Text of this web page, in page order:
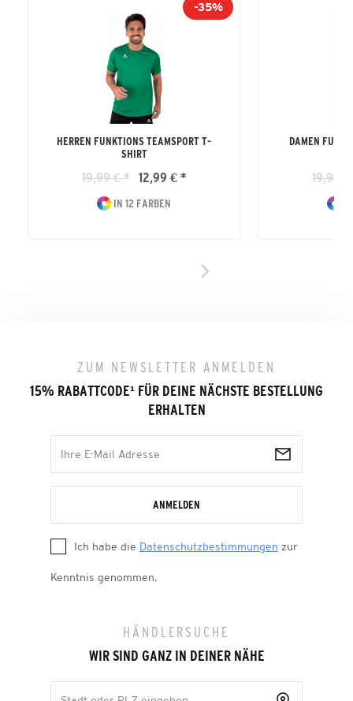
-35%
HERREN FUNKTIONS TEAMSPORT T-
SHIRT
19,99 € * 12,99 € *
IN 12 FARBEN
DAMEN
19,99
ZUM NEWSLETTER ANMELDEN
15% RABATTCODE¹ FÜR DEINE NÄCHSTE BESTELLUNG
ERHALTEN
ANMELDEN
Ich habe die Datenschutzbestimmungen zur
Kenntnis genommen.
HÄNDLERSUCHE
WIR SIND GANZ IN DEINER NÄHE